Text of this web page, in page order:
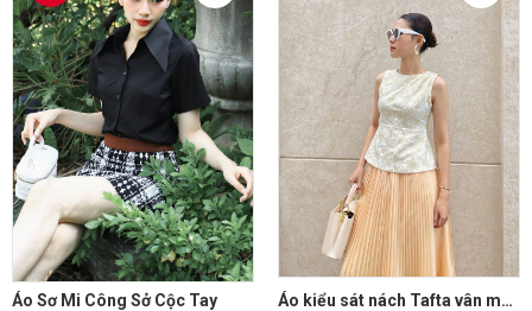
Áo Sơ Mi Công Sở Cộc Tay
Áo kiểu sát nách Tafta vân mỏng thanh lịch